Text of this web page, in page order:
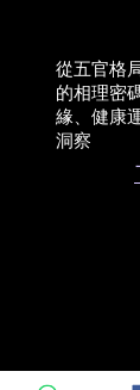
從五官格
的相理密
緣、健康
洞察